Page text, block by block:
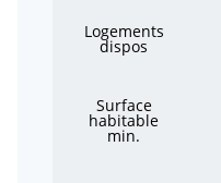
Logements
dispos
Surface
habitable
min.